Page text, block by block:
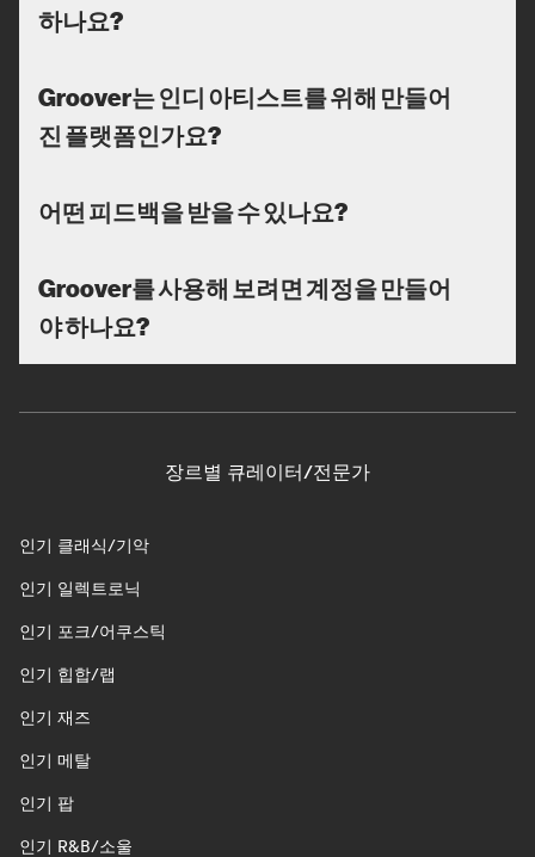
하나요?
Groover는 인디 아티스트를 위해 만들어
진 플랫폼인가요?
어떤 피드백을 받을 수 있나요?
Groover를 사용해 보려면 계정을 만들어
야 하나요?
장르별 큐레이터/전문가
인기 클래식/기악
인기 일렉트로닉
인기 포크/어쿠스틱
인기 힙합/랩
인기 재즈
인기 메탈
인기 팝
인기 R&B/소울